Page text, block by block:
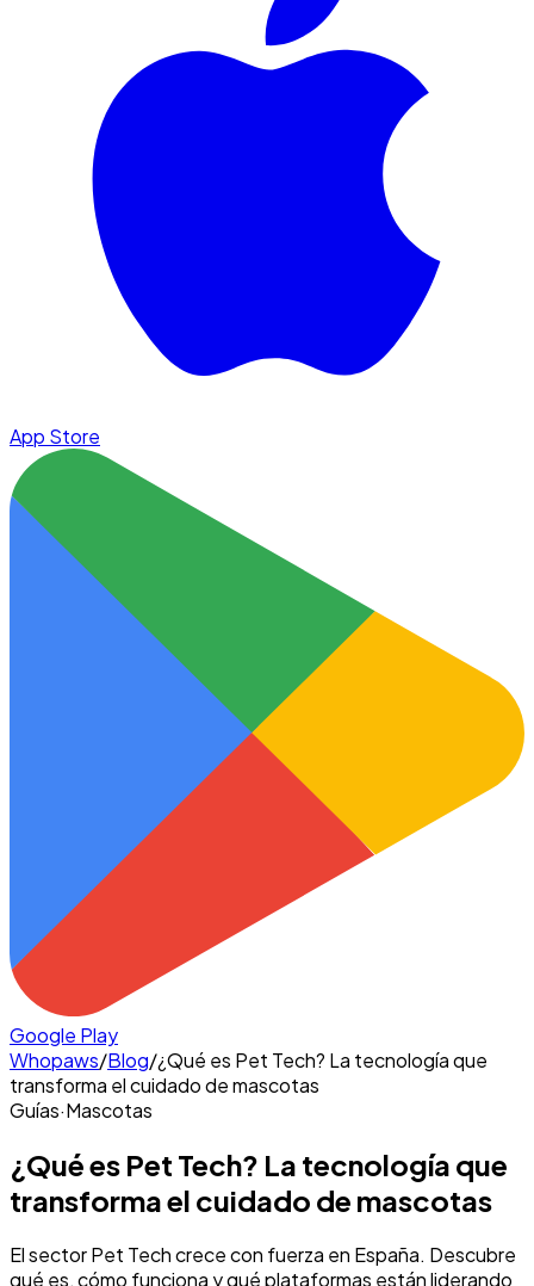
App Store
Google Play
Whopaws/Blog/¿Qué es Pet Tech? La tecnología que
transforma el cuidado de mascotas
Guías·Mascotas
¿Qué es Pet Tech? La tecnología que
transforma el cuidado de mascotas
El sector Pet Tech crece con fuerza en España. Descubre
qué es, cómo funciona y qué plataformas están liderando